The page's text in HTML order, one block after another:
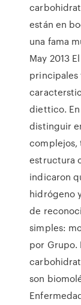
están en
una fama
May 2013
principales
diettico.
distinguir
complejos,
estructura
indicaron
hidrógeno
de
simples:
por Grupo.
son